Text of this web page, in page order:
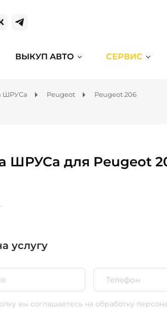
ВЫКУП АВТО СЕРВИС
ШРУСа Peugeot Peugeot 206
ШРУСа для Peugeot
услугу
вы соглашаетесь на обработку